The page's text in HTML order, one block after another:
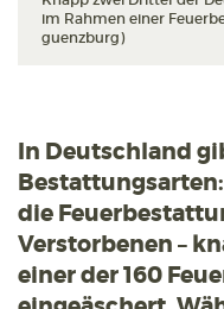
im Rahmen einer
guenzburg)
In Deutschland
die
Verstorbenen –
einer der 160